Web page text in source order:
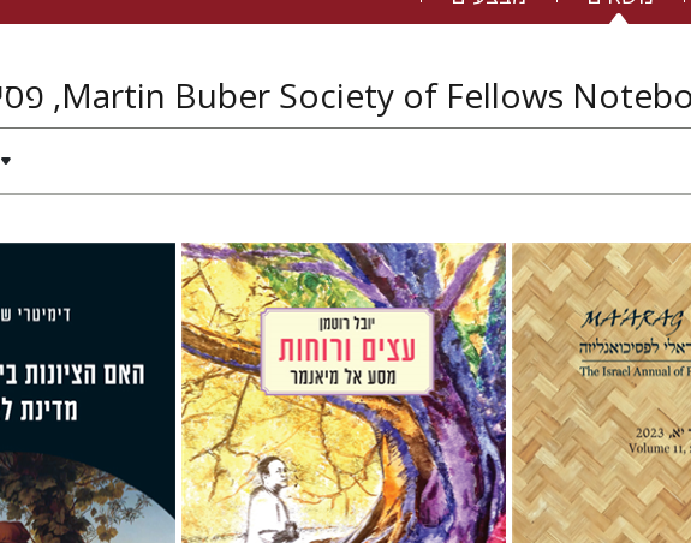
יובל רוטמן
דימיטרי שומסקי